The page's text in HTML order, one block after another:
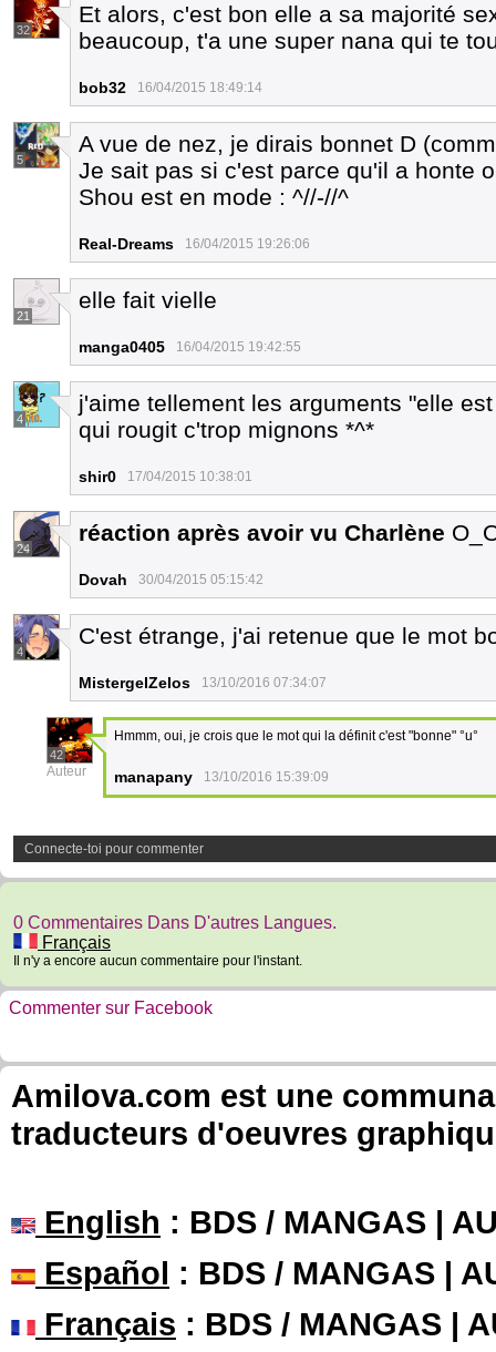
32
Et alors, c'est bon elle a sa majorité
beaucoup, t'a une super nana qui te
bob32 16/04/2015 18:49:14
5
A vue de nez, je dirais bonnet D
Je sait pas si c'est parce qu'il a honte
Shou est en mode : ^//-//^
Real-Dreams 16/04/2015 19:26:06
21
elle fait vielle
manga0405 16/04/2015 19:42:55
4
j'aime tellement les arguments "elle
qui rougit c'trop mignons *^*
shir0 17/04/2015 10:38:01
24
réaction après avoir vu Charlène
Dovah 30/04/2015 05:15:42
4
C'est étrange, j'ai retenue que le mot
MistergelZelos 13/10/2016 07:34:07
42
Auteur
Hmmm, oui, je crois que le mot qui la définit c'est "bonne" °u°
manapany 13/10/2016 15:39:09
Connecte-toi pour commenter
0 Commentaires Dans D'autres Langues.
Français
Il n'y a encore aucun commentaire pour l'instant.
Commenter sur Facebook
Amilova.com est une
traducteurs d'oeuvres
English : BDS / MANGAS |
Español : BDS / MANGAS |
Français : BDS / MANGAS |